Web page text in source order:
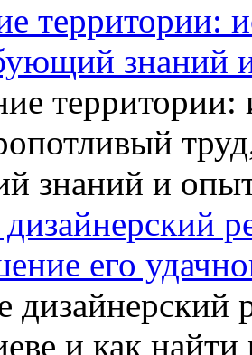
территории:
знаний
дизайнерский
его